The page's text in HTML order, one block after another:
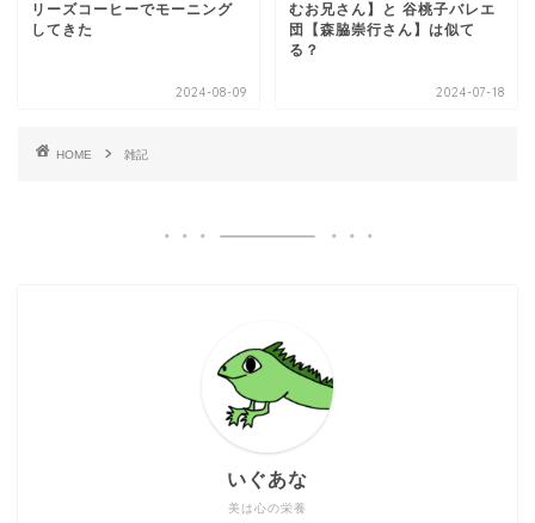
リーズコーヒーでモーニング
してきた
2024-08-09
むお兄さん】と 谷桃子バレエ
団【森脇崇行さん】は似て
る？
2024-07-18
HOME 雑記
美は心の栄養
いぐあな